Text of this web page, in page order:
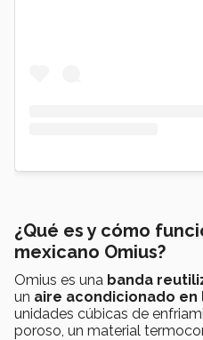
¿Qué es y cómo
mexicano Omius?
Omius es una banda
un aire acondicionado
unidades cúbicas de
poroso, un material